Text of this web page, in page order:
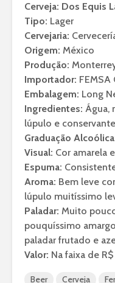
Cerveja: Dos Equis
Tipo: Lager
Cervejaria:
Origem: México
Produção:
Importador: FEMSA
Embalagem: Long
Ingredientes: Água,
lúpulo e
Graduação
Visual: Cor amarela
Espuma:
Aroma: Bem leve
lúpulo muitíssimo
Paladar: Muito
pouquíssimo
paladar frutado e
Valor: Na faixa de
Beer Cerveja